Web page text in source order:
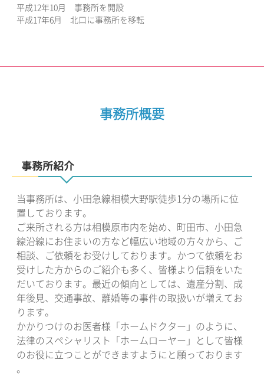
平成12年10月 事務所を開設
平成17年6月 北口に事務所を移転
事務所概要
事務所紹介
当事務所は、小田急線相模大野駅徒歩1分の場所に位
置しております。
ご来所される方は相模原市内を始め、町田市、小田急
線沿線にお住まいの方など幅広い地域の方々から、ご
相談、ご依頼をお受けしております。かつて依頼をお
受けした方からのご紹介も多く、皆様より信頼をいた
だいております。最近の傾向としては、遺産分割、成
年後見、交通事故、離婚等の事件の取扱いが増えてお
ります。
かかりつけのお医者様「ホームドクター」のように、
法律のスペシャリスト「ホームローヤー」として皆様
のお役に立つことができますようにと願っております
。